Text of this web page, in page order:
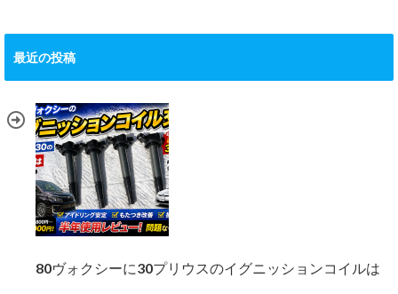
最近の投稿
80ヴォクシーに30プリウスのイグニッションコイルは